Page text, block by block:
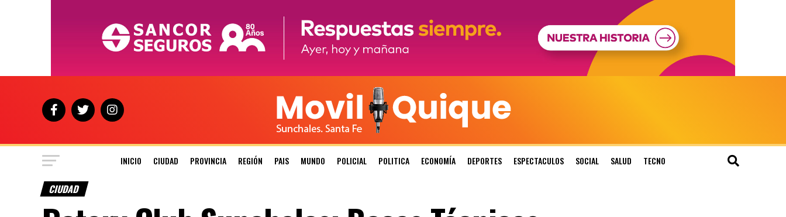
INICIO CIUDAD PROVINCIA REGIÓN PAIS MUNDO POLICIAL POLITICA ECONOMÍA DEPORTES ESPECTACULOS SOCIAL SALUD TECNO
CIUDAD